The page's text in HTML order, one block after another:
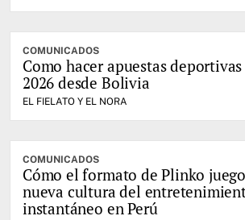
COMUNICADOS
Como hacer apuestas
2026 desde Bolivia
EL FIELATO Y EL NORA
COMUNICADOS
Cómo el formato de Plinko
nueva cultura del
instantáneo en Perú